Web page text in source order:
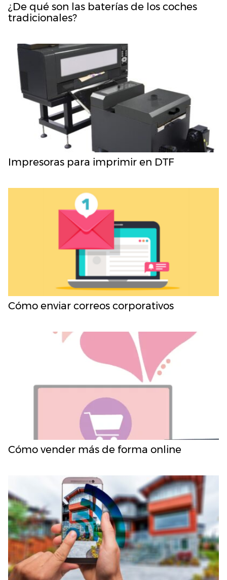
¿De qué son las baterías de los coches
tradicionales?
Impresoras para imprimir en DTF
Cómo enviar correos corporativos
Cómo vender más de forma online